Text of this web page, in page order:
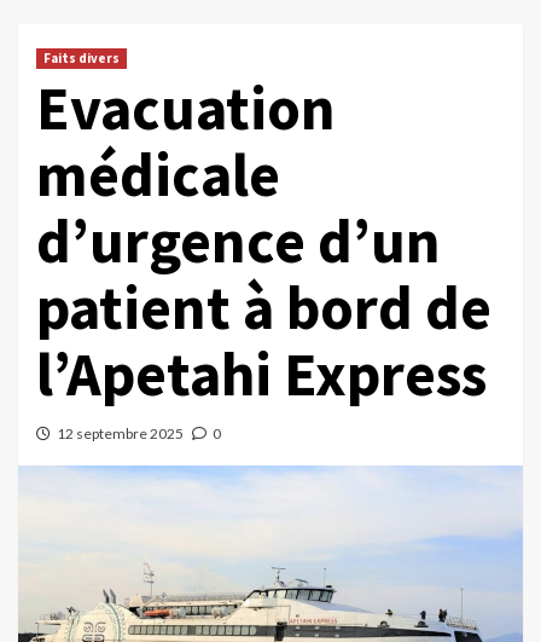
Faits divers
Evacuation
médicale
d’urgence d’un
patient à bord de
l’Apetahi Express
12 septembre 2025 0